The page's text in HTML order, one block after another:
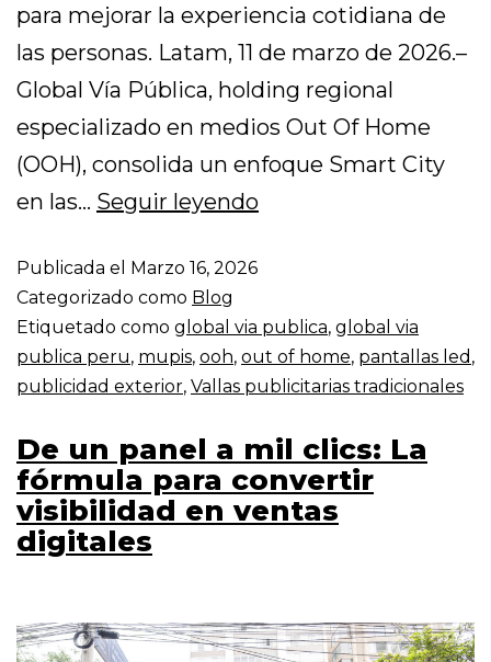
para mejorar la experiencia cotidiana de
las personas. Latam, 11 de marzo de 2026.–
Global Vía Pública, holding regional
especializado en medios Out Of Home
(OOH), consolida un enfoque Smart City
en las… Seguir leyendo
Publicada el Marzo 16, 2026
Categorizado como Blog
Etiquetado como global via publica, global via
publica peru, mupis, ooh, out of home, pantallas led ,
publicidad exterior, Vallas publicitarias tradicionales
De un panel a mil clics: La
fórmula para convertir
visibilidad en ventas
digitales